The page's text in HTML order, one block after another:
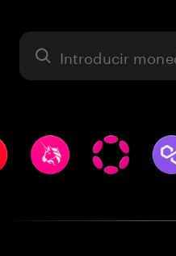
Activo